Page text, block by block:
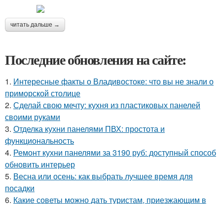
читать дальше →
Последние обновления на сайте:
1. Интересные факты о Владивостоке: что вы не знали о
приморской столице
2. Сделай свою мечту: кухня из пластиковых панелей
своими руками
3. Отделка кухни панелями ПВХ: простота и
функциональность
4. Ремонт кухни панелями за 3190 руб: доступный способ
обновить интерьер
5. Весна или осень: как выбрать лучшее время для
посадки
6. Какие советы можно дать туристам, приезжающим в